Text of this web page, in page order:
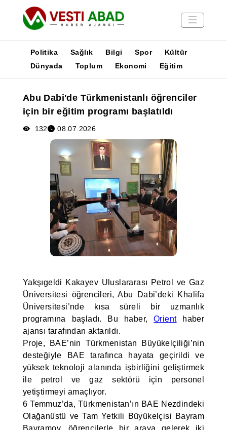
Yayınlar
Medya
Poster
Politika Sağlık Bilgi Spor
Kültür
Dünyada
Toplum Ekonomi Eğitim
Abu Dabi'de Türkmenistanlı öğrenciler
için bir eğitim programı başlatıldı
132 08.07.2026
Yakşıgeldi Kakayev Uluslararası Petrol ve Gaz
Üniversitesi öğrencileri, Abu Dabi’deki Khalifa
Üniversitesi’nde kısa süreli bir uzmanlık
programına başladı. Bu haber,Orienthaber
ajansı tarafından aktarıldı.
Proje, BAE’nin Türkmenistan Büyükelçiliği’nin
desteğiyle BAE tarafınca hayata geçirildi ve
yüksek teknoloji alanında işbirliğini geliştirmek
ile petrol ve gaz sektörü için personel
yetiştirmeyi amaçlıyor.
6 Temmuz’da, Türkmenistan’ın BAE Nezdindeki
Olağanüstü ve Tam Yetkili Büyükelçisi Bayram
Bayramov, öğrencilerle bir araya gelerek iki